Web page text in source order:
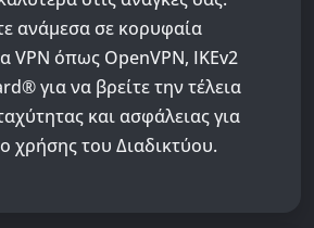
ανάμεσα σε κορυφαία
VPN όπως OpenVPN, IKEv2
για να βρείτε την τέλεια
και ασφάλειας για
χρήσης του Διαδικτύου.